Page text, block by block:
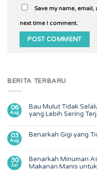
Save my name,
next time I comment.
BERITA TERBARU
06
Aug
Bau Mulut Tidak
yang Lebih Sering
03
Aug
Benarkah Gigi yang
30
Jul
Benarkah Minuman
Makanan Manis untuk